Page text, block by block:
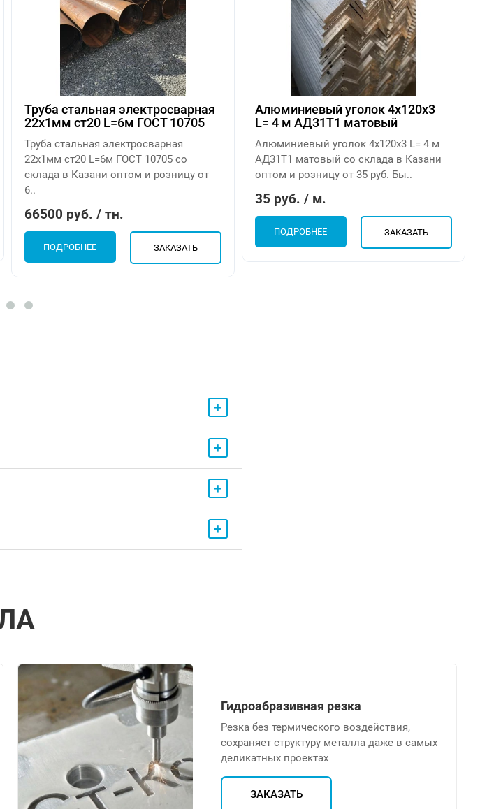
Труба стальная электросварная
22х1мм ст20 L=6м ГОСТ 10705
Труба стальная электросварная
22х1мм ст20 L=6м ГОСТ 10705 со
склада в Казани оптом и розницу от
6..
66500 руб. / тн.
ПОДРОБНЕЕ ЗАКАЗАТЬ
Алюминиевый уголок 4х120х3
L= 4 м АД31Т1 матовый
Алюминиевый уголок 4х120х3 L= 4 м
АД31Т1 матовый со склада в Казани
оптом и розницу от 35 руб. Бы..
35 руб. / м.
ПОДРОБНЕЕ ЗАКАЗАТЬ
+
+
+
+
Гидроабразивная резка
Резка без термического воздействия,
сохраняет структуру металла даже в самых
деликатных проектах
ЗАКАЗАТЬ